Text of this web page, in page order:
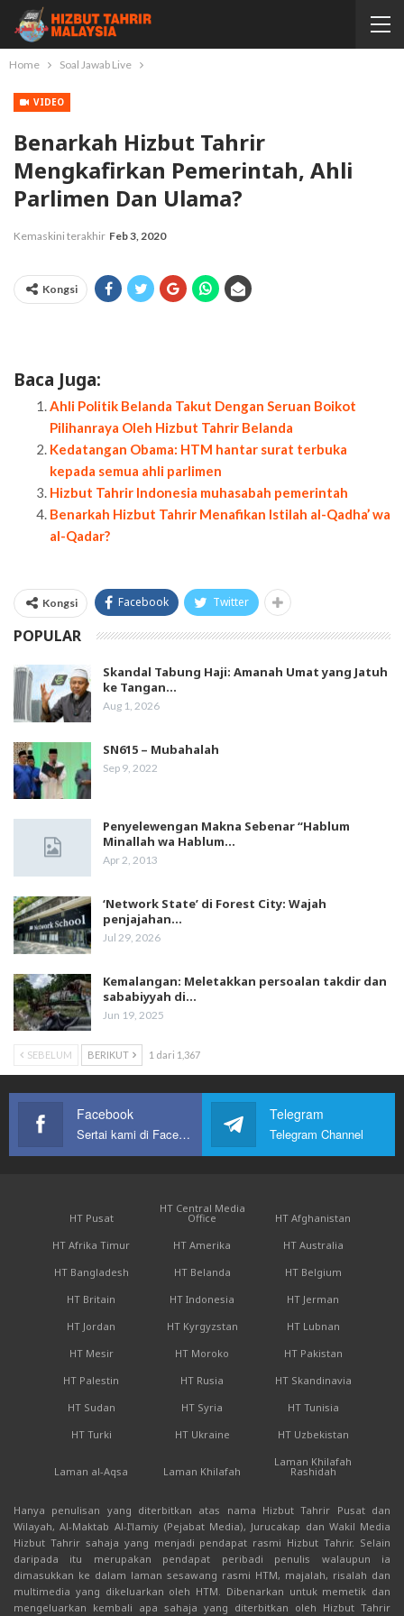
Home Soal Jawab Live
VIDEO
Benarkah Hizbut Tahrir
Mengkafirkan Pemerintah, Ahli
Parlimen Dan Ulama?
Kemaskini terakhir Feb 3, 2020
Kongsi
Baca Juga:
Ahli Politik Belanda Takut Dengan Seruan Boikot
Pilihanraya Oleh Hizbut Tahrir Belanda
Kedatangan Obama: HTM hantar surat terbuka
kepada semua ahli parlimen
Hizbut Tahrir Indonesia muhasabah pemerintah
Benarkah Hizbut Tahrir Menafikan Istilah al-Qadha’ wa
al-Qadar?
Kongsi Facebook Twitter
POPULAR
Skandal Tabung Haji: Amanah Umat yang Jatuh
ke Tangan…
Aug 1, 2026
SN615 – Mubahalah
Sep 9, 2022
Penyelewengan Makna Sebenar “Hablum
Minallah wa Hablum…
Apr 2, 2013
‘Network State’ di Forest City: Wajah
penjajahan…
Jul 29, 2026
Kemalangan: Meletakkan persoalan takdir dan
sababiyyah di…
Jun 19, 2025
SEBELUM BERIKUT 1 dari 1,367
Facebook
Sertai kami di Facebook
Telegram
Telegram Channel
HT Pusat
HT Central Media
Office
HT Afghanistan
HT Afrika Timur
HT Amerika
HT Australia
HT Bangladesh
HT Belanda
HT Belgium
HT Britain
HT Indonesia
HT Jerman
HT Jordan
HT Kyrgyzstan
HT Lubnan
HT Mesir
HT Moroko
HT Pakistan
HT Palestin
HT Rusia
HT Skandinavia
HT Sudan
HT Syria
HT Tunisia
HT Turki
HT Ukraine HT Uzbekistan
Laman al-Aqsa Laman Khilafah
Laman Khilafah
Rashidah
Hanya penulisan yang diterbitkan atas nama Hizbut Tahrir Pusat dan
Wilayah, Al-Maktab Al-I'lamiy (Pejabat Media), Jurucakap dan Wakil Media
Hizbut Tahrir sahaja yang menjadi pendapat rasmi Hizbut Tahrir. Selain
daripada itu merupakan pendapat peribadi penulis walaupun ia
dimasukkan ke dalam laman sesawang rasmi HTM, majalah, risalah dan
multimedia yang dikeluarkan oleh HTM. Dibenarkan untuk memetik dan
mengeluarkan kembali apa sahaja yang diterbitkan oleh Hizbut Tahrir